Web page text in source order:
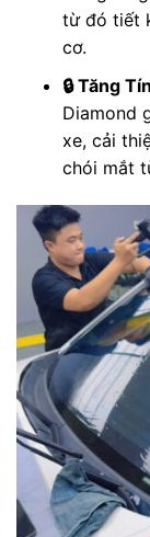
từ đó tiết
cơ.
🔒 Tăng
Diamond
xe, cải
chói mắt